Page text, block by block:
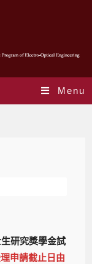
Menu
生研究獎學金試
申請截止日由